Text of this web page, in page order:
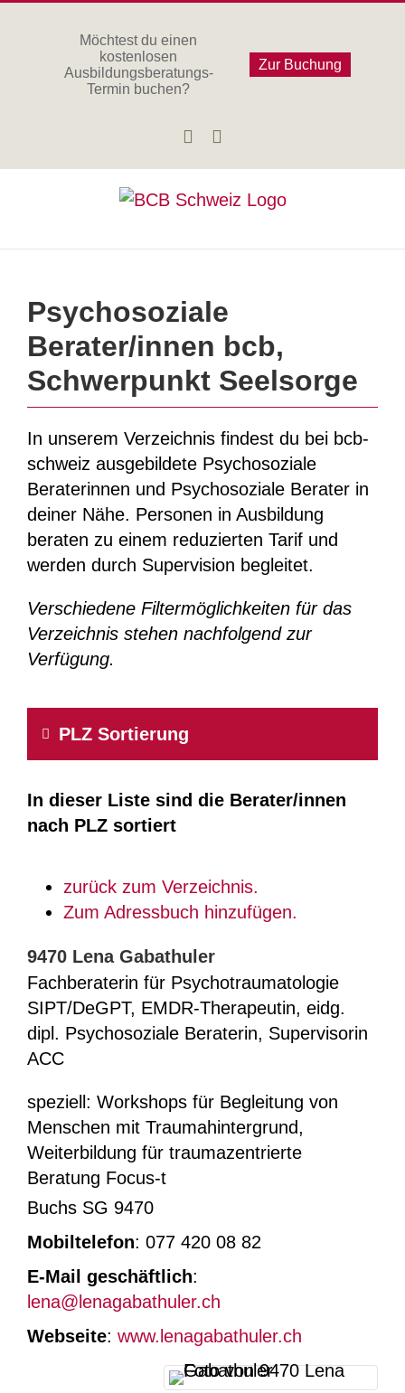
Möchtest du einen
kostenlosen
Ausbildungsberatungs-
Termin buchen?
Zur Buchung
Facebook
Psychosoziale
Berater/innen bcb,
Schwerpunkt Seelsorge
In unserem Verzeichnis findest du bei bcb-
schweiz ausgebildete Psychosoziale
Beraterinnen und Psychosoziale Berater in
deiner Nähe. Personen in Ausbildung
beraten zu einem reduzierten Tarif und
werden durch Supervision begleitet.
Verschiedene Filtermöglichkeiten für das
Verzeichnis stehen nachfolgend zur
Verfügung.
PLZ Sortierung
In dieser Liste sind die Berater/innen
nach PLZ sortiert
zurück zum Verzeichnis.
Zum Adressbuch hinzufügen.
9470 Lena Gabathuler
Fachberaterin für Psychotraumatologie
SIPT/DeGPT, EMDR-Therapeutin, eidg.
dipl. Psychosoziale Beraterin, Supervisorin
ACC
speziell: Workshops für Begleitung von
Menschen mit Traumahintergrund,
Weiterbildung für traumazentrierte
Beratung Focus-t
Buchs SG 9470
Mobiltelefon: 077 420 08 82
E-Mail geschäftlich:
lena@lenagabathuler.ch
Webseite: www.lenagabathuler.ch